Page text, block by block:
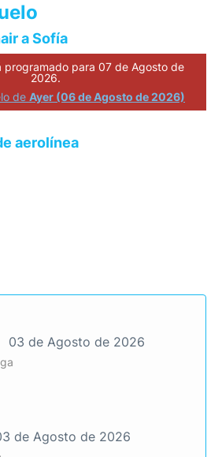
a Sofía
programado para 07 de Agosto de
2026.
de Ayer (06 de Agosto de 2026)
aerolínea
03 de Agosto de 2026
de Agosto de 2026